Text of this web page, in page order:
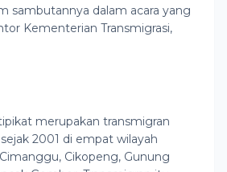
sambutannya dalam acara yang
Kementerian Transmigrasi,
merupakan transmigran
2001 di empat wilayah
Cikopeng, Gunung